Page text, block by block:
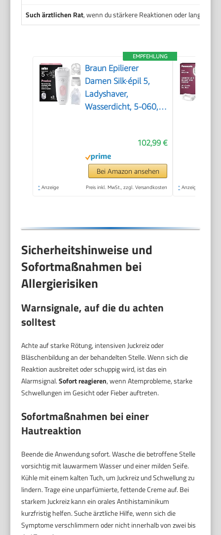
Such ärztlichen Rat, wenn du stärkere Reaktionen oder
EMPFEHLUNG
Braun Epilierer
Damen Silk·épil 5,
Ladyshaver,
Wasserdicht, 5-060,
102,99 €
Bei Amazon ansehen
* Anzeige Preis inkl. MwSt., zzgl. Versandkosten * Anzeige
Sicherheitshinweise und
Sofortmaßnahmen bei
Allergierisiken
Warnsignale, auf die du achten
solltest
Achte auf starke Rötung, intensiven Juckreiz oder
Bläschenbildung an der behandelten Stelle. Wenn sich die
Reaktion ausbreitet oder schuppig wird, ist das ein
Alarmsignal.Sofort reagieren, wenn Atemprobleme, starke
Schwellungen im Gesicht oder Fieber auftreten.
Sofortmaßnahmen bei einer
Hautreaktion
Beende die Anwendung sofort. Wasche die betroffene Stelle
vorsichtig mit lauwarmem Wasser und einer milden Seife.
Kühle mit einem kalten Tuch, um Juckreiz und Schwellung zu
lindern. Trage eine unparfümierte, fettende Creme auf. Bei
starkem Juckreiz kann ein orales Antihistaminikum
kurzfristig helfen. Suche ärztliche Hilfe, wenn sich die
Symptome verschlimmern oder nicht innerhalb von zwei bis